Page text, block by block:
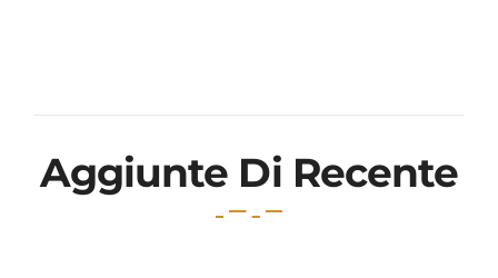
Aggiunte Di Recente